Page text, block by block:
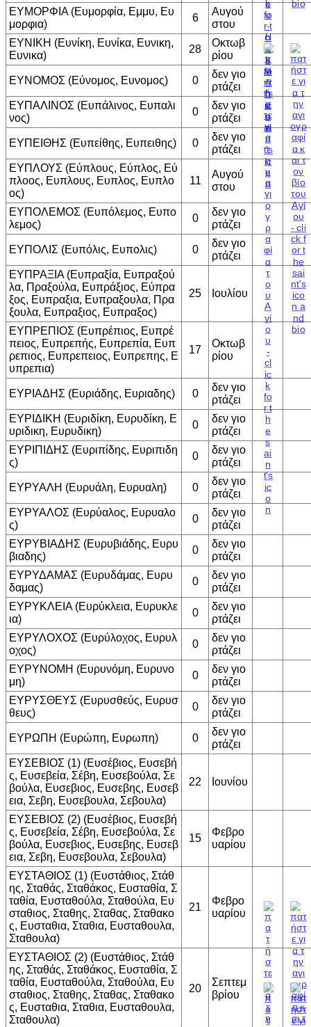
ΕΥΜΟΡΦΙΑ (Ευμορφία, Εμμυ, Ευ
μορφια)
6
Αυγού
στου
ΕΥΝΙΚΗ (Ευνίκη, Ευνίκα, Ευνικη,
Ευνικα)
28
Οκτωβ
ρίου
ΕΥΝΟΜΟΣ (Εύνομος, Ευνομος) 0
δεν γιο
ρτάζει
ΕΥΠΑΛΙΝΟΣ (Ευπάλινος, Ευπαλι
νος)
0
δεν γιο
ρτάζει
ΕΥΠΕΙΘΗΣ (Ευπείθης, Ευπειθης) 0
δεν γιο
ρτάζει
ΕΥΠΛΟΥΣ (Εύπλους, Εύπλος, Εύ
πλοος, Ευπλους, Ευπλος, Ευπλο
ος)
11
Αυγού
στου
ΕΥΠΟΛΕΜΟΣ (Ευπόλεμος, Ευπο
λεμος)
0
δεν γιο
ρτάζει
ΕΥΠΟΛΙΣ (Ευπόλις, Ευπολις) 0
δεν γιο
ρτάζει
ΕΥΠΡΑΞΙΑ (Ευπραξία, Ευπραξού
λα, Πραξούλα, Ευπράξιος, Εύπρα
ξος, Ευπραξια, Ευπραξουλα, Πρα
ξουλα, Ευπραξιος, Ευπραξος)
25 Ιουλίου
ΕΥΠΡΕΠΙΟΣ (Ευπρέπιος, Ευπρέ
πειος, Ευπρεπής, Ευπρεπία, Ευπ
ρεπιος, Ευπρεπειος, Ευπρεπης, Ε
υπρεπια)
17
Οκτωβ
ρίου
ΕΥΡΙΑΔΗΣ (Ευριάδης, Ευριαδης) 0
δεν γιο
ρτάζει
ΕΥΡΙΔΙΚΗ (Ευριδίκη, Ευρυδίκη, Ε
υριδικη, Ευρυδικη)
0
δεν γιο
ρτάζει
ΕΥΡΙΠΙΔΗΣ (Ευριπίδης, Ευριπιδη
ς)
0
δεν γιο
ρτάζει
ΕΥΡΥΑΛΗ (Ευρυάλη, Ευρυαλη) 0
δεν γιο
ρτάζει
ΕΥΡΥΑΛΟΣ (Ευρύαλος, Ευρυαλο
ς)
0
δεν γιο
ρτάζει
ΕΥΡΥΒΙΑΔΗΣ (Ευρυβιάδης, Ευρυ
βιαδης)
0
δεν γιο
ρτάζει
ΕΥΡΥΔΑΜΑΣ (Ευρυδάμας, Ευρυ
δαμας)
0
δεν γιο
ρτάζει
ΕΥΡΥΚΛΕΙΑ (Ευρύκλεια, Ευρυκλε
ια)
0
δεν γιο
ρτάζει
ΕΥΡΥΛΟΧΟΣ (Ευρύλοχος, Ευρυλ
οχος)
0
δεν γιο
ρτάζει
ΕΥΡΥΝΟΜΗ (Ευρυνόμη, Ευρυνο
μη)
0
δεν γιο
ρτάζει
ΕΥΡΥΣΘΕΥΣ (Ευρυσθεύς, Ευρυσ
θευς)
0
δεν γιο
ρτάζει
ΕΥΡΩΠΗ (Ευρώπη, Ευρωπη) 0
δεν γιο
ρτάζει
ΕΥΣΕΒΙΟΣ (1) (Ευσέβιος, Ευσεβή
ς, Ευσεβεία, Σέβη, Ευσεβούλα, Σε
βούλα, Ευσεβιος, Ευσεβης, Ευσεβ
εια, Σεβη, Ευσεβουλα, Σεβουλα)
22 Ιουνίου
ΕΥΣΕΒΙΟΣ (2) (Ευσέβιος, Ευσεβή
ς, Ευσεβεία, Σέβη, Ευσεβούλα, Σε
βούλα, Ευσεβιος, Ευσεβης, Ευσεβ
εια, Σεβη, Ευσεβουλα, Σεβουλα)
15
Φεβρο
υαρίου
ΕΥΣΤΑΘΙΟΣ (1) (Ευστάθιος, Στάθ
ης, Σταθάς, Σταθάκος, Ευσταθία, Σ
ταθία, Ευσταθούλα, Σταθούλα, Ευ
σταθιος, Σταθης, Σταθας, Σταθακο
ς, Ευσταθια, Σταθια, Ευσταθουλα,
Σταθουλα)
21
Φεβρο
υαρίου
ΕΥΣΤΑΘΙΟΣ (2) (Ευστάθιος, Στάθ
ης, Σταθάς, Σταθάκος, Ευσταθία, Σ
ταθία, Ευσταθούλα, Σταθούλα, Ευ
σταθιος, Σταθης, Σταθας, Σταθακο
ς, Ευσταθια, Σταθια, Ευσταθουλα,
Σταθουλα)
20
Σεπτεμ
βρίου